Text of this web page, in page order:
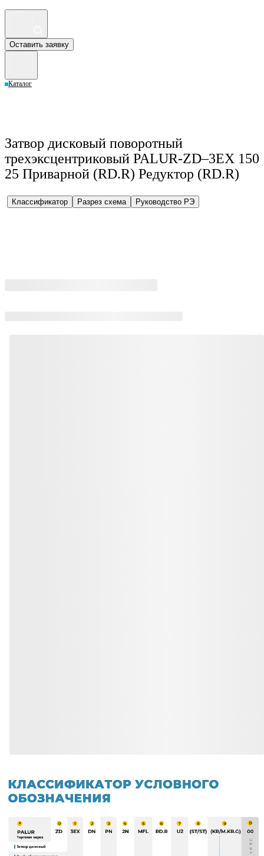
Оставить заявку
Каталог
Затвор дисковый поворотный
трехэксцентриковый PALUR-ZD–3EX 150
25 Приварной (RD.R) Редуктор (RD.R)
Классификатор Разрез схема Руководство РЭ